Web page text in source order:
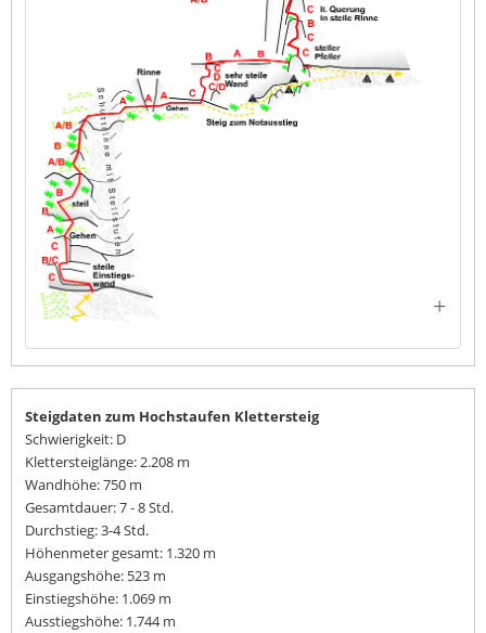
Steigdaten zum Hochstaufen Klettersteig
Schwierigkeit: D
Klettersteiglänge: 2.208 m
Wandhöhe: 750 m
Gesamtdauer: 7 - 8 Std.
Durchstieg: 3-4 Std.
Höhenmeter gesamt: 1.320 m
Ausgangshöhe: 523 m
Einstiegshöhe: 1.069 m
Ausstiegshöhe: 1.744 m